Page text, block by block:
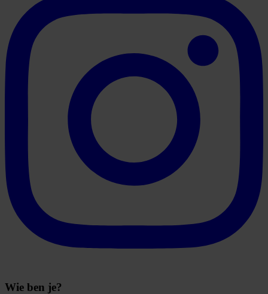
Wie ben je?